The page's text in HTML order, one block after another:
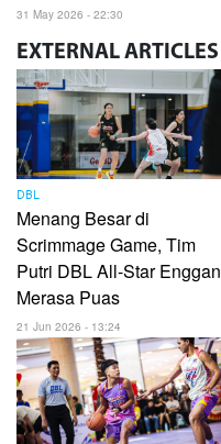
31 May 2026 - 22:30
EXTERNAL ARTICLES
DBL
Menang Besar di
Scrimmage Game, Tim
Putri DBL All-Star Enggan
Merasa Puas
21 Jun 2026 - 13:24